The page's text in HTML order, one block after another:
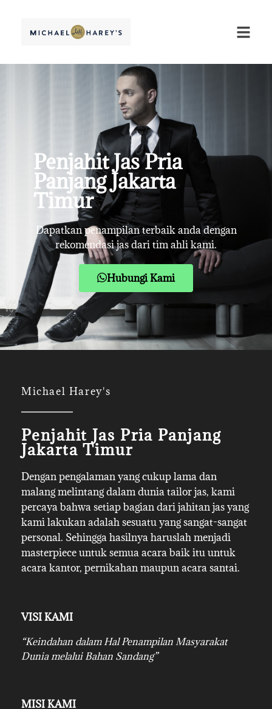
Penjahit Jas Pria
Panjang Jakarta
Timur
Dapatkan penampilan terbaik anda dengan
rekomendasi jas dari tim ahli kami.
Hubungi Kami
Michael Harey's
Penjahit Jas Pria Panjang
Jakarta Timur
Dengan pengalaman yang cukup lama dan
malang melintang dalam dunia tailor jas, kami
percaya bahwa setiap bagian dari jahitan jas yang
kami lakukan adalah sesuatu yang sangat-sangat
personal. Sehingga hasilnya haruslah menjadi
masterpiece untuk semua acara baik itu untuk
acara kantor, pernikahan maupun acara santai.
VISI KAMI
“Keindahan dalam Hal Penampilan Masyarakat
Dunia melalui Bahan Sandang”
MISI KAMI